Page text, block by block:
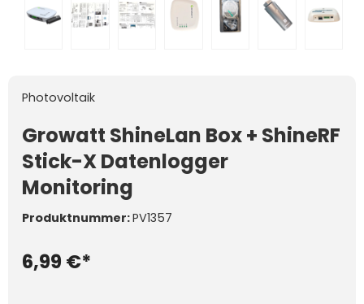
Photovoltaik
Growatt ShineLan Box + ShineRF
Stick-X Datenlogger
Monitoring
Produktnummer:PV1357
6,99 €*